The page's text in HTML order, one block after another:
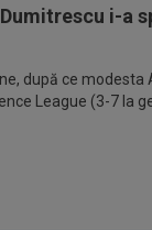
i-a
după ce modesta
League (3-7 la